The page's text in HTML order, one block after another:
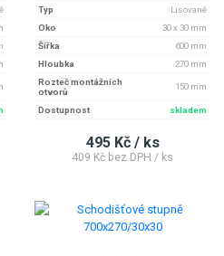
Typ
Lisované
Oko
30 x 30 mm
Šířka
600 mm
Hloubka
270 mm
Rozteč montážních
otvorů
150 mm
Dostupnost skladem
495 Kč / ks
409 Kč bez DPH / ks